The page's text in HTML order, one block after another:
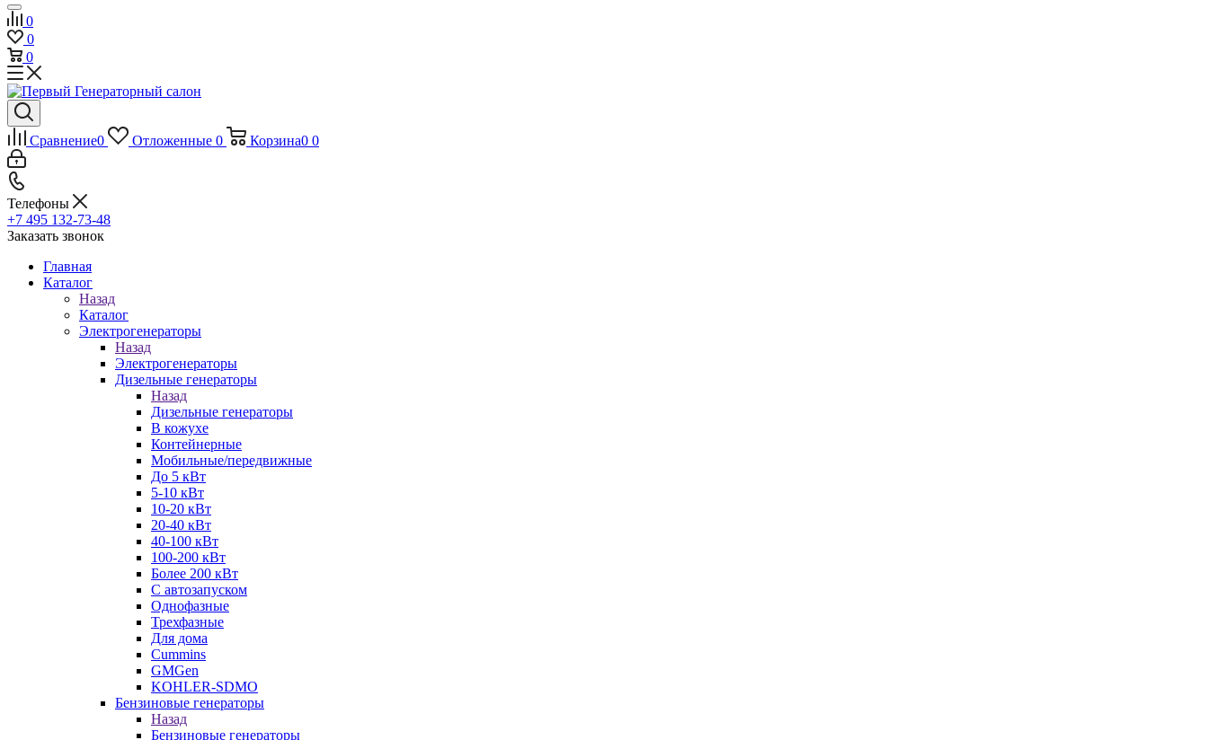
0
0
0
Сравнение0 Отложенные 0 Корзина0 0
Телефоны
+7 495 132-73-48
Заказать звонок
Главная
Каталог
Назад
Каталог
Электрогенераторы
Назад
Электрогенераторы
Дизельные генераторы
Назад
Дизельные генераторы
В кожухе
Контейнерные
Мобильные/передвижные
До 5 кВт
5-10 кВт
10-20 кВт
20-40 кВт
40-100 кВт
100-200 кВт
Более 200 кВт
С автозапуском
Однофазные
Трехфазные
Для дома
Cummins
GMGen
KOHLER-SDMO
Бензиновые генераторы
Назад
Бензиновые генераторы